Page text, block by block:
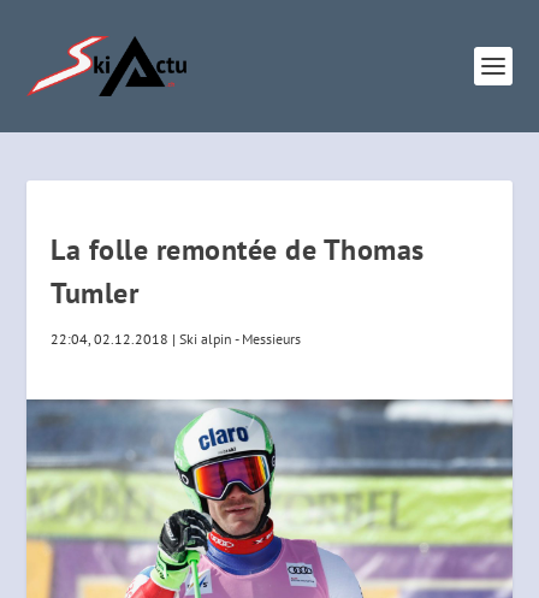
La folle remontée de Thomas
Tumler
22:04, 02.12.2018 |Ski alpin - Messieurs